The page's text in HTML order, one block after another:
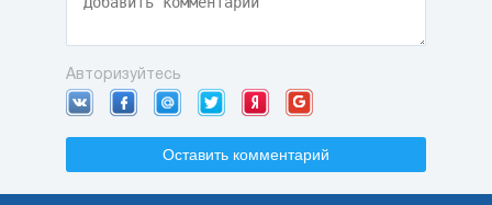
Авторизуйтесь
Оставить комментарий